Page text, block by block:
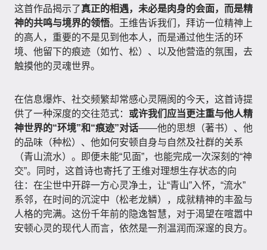
这首作品揭示了真正的相遇，未必是肉身的会面，而是精
神的共鸣与境界的领悟。王维告诉我们，拜访一位精神上
的高人，重要的不是见到他本人，而是通过他生活的环
境、他留下的痕迹（如竹、松）、以及他营造的氛围，去
触摸他的灵魂世界。
在信息爆炸、社交频繁却常感心灵隔阂的今天，这首诗提
供了一种深度的交往范式： 或许我们应当更注重与他人精
神世界的“环境”和“痕迹”对话——他的思想（著书）、他
的品味（种松）、他如何安顿自身与自然及社群的关系
（青山流水）。即便未能“见面”，也能完成一次深刻的“神
交”。同时，这首诗也寄托了王维对理想生存状态的向
往：在尘世中开辟一方心灵净土，让“青山”入怀，“流水”
系邻，在时间的沉淀中（松老龙鳞），成就精神的丰盈与
人格的完满。这份千年前的隐逸智慧，对于渴望在喧嚣中
安顿心灵的现代人而言，依然是一剂温润而深邃的良方。